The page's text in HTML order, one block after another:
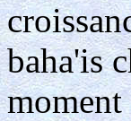
baha'is
moment